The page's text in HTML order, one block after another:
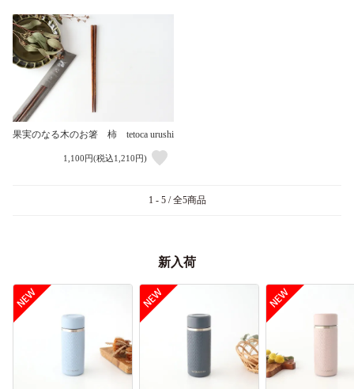
果実のなる木のお箸 柿 tetoca urushi
1,100円(税込1,210円)
1 - 5 / 全5商品
新入荷